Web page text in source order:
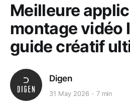
Meilleure
montage vidéo
guide créatif
Digen
31 May 2026 7 min